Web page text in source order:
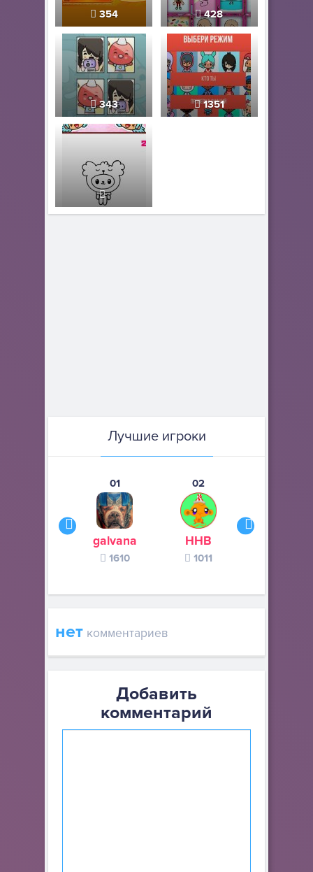
354 428
343 1351
Лучшие игроки
01
galvana
1610
02
ННВ
1011
нет комментариев
Добавить
комментарий